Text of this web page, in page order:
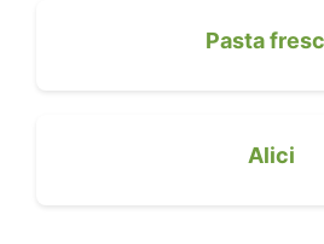
Pasta
Alici